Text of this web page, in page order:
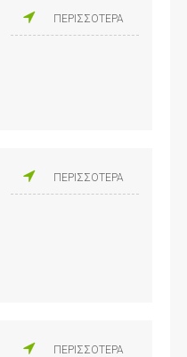
ΠΕΡΙΣΣΟΤΕΡΑ
ΠΕΡΙΣΣΟΤΕΡΑ
ΠΕΡΙΣΣΟΤΕΡΑ